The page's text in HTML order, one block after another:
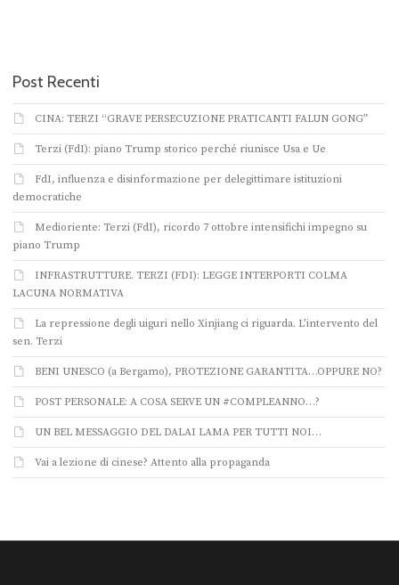
Post Recenti
CINA: TERZI “GRAVE PERSECUZIONE PRATICANTI FALUN GONG”
Terzi (FdI): piano Trump storico perché riunisce Usa e Ue
FdI, influenza e disinformazione per delegittimare istituzioni
democratiche
Medioriente: Terzi (FdI), ricordo 7 ottobre intensifichi impegno su
piano Trump
INFRASTRUTTURE. TERZI (FDI): LEGGE INTERPORTI COLMA
LACUNA NORMATIVA
La repressione degli uiguri nello Xinjiang ci riguarda. L’intervento del
sen. Terzi
BENI UNESCO (a Bergamo), PROTEZIONE GARANTITA…OPPURE NO?
POST PERSONALE: A COSA SERVE UN #COMPLEANNO…?
UN BEL MESSAGGIO DEL DALAI LAMA PER TUTTI NOI…
Vai a lezione di cinese? Attento alla propaganda